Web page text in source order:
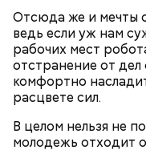
Отсюда же и мечты
ведь если уж нам
рабочих мест
отстранение от
комфортно
расцвете сил.
В целом нельзя не
молодежь отходит
инфекций.